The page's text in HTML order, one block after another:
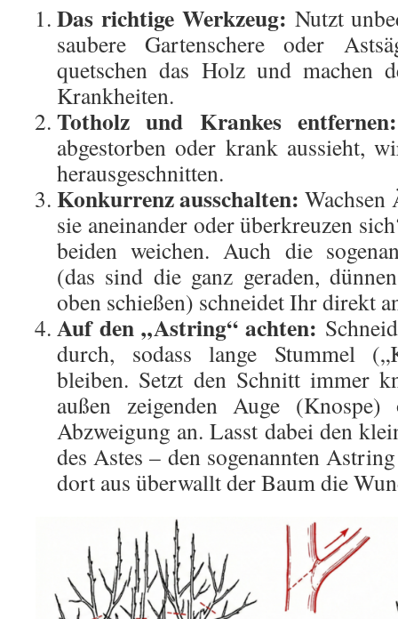
Das richtige Werkzeug: Nutzt
saubere Gartenschere oder
quetschen das Holz und machen
Krankheiten.
Totholz und Krankes entfernen:
abgestorben oder krank aussieht,
herausgeschnitten.
Konkurrenz ausschalten: Wachsen
sie aneinander oder überkreuzen
beiden weichen. Auch die
(das sind die ganz geraden,
oben schießen) schneidet Ihr direkt
Auf den „Astring“ achten:
durch, sodass lange Stummel
bleiben. Setzt den Schnitt immer
außen zeigenden Auge
Abzweigung an. Lasst dabei den
des Astes – den sogenannten
dort aus überwallt der Baum die